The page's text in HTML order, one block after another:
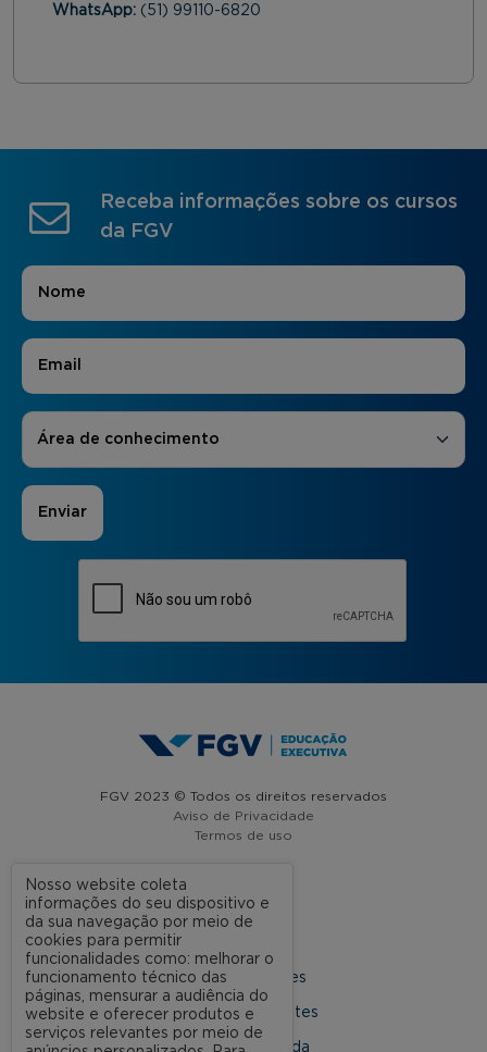
WhatsApp: (51) 99110-6820
Receba informações sobre os cursos
da FGV
Nome
E-mail
Áreas de Interesse
Área de conhecimento
FGV 2023 © Todos os direitos reservados
Aviso de Privacidade
Termos de uso
A FGV
Nossas Unidades
Dúvidas Frequentes
Rede Conveniada
Nosso website coleta
informações do seu dispositivo e
da sua navegação por meio de
cookies para permitir
funcionalidades como: melhorar o
funcionamento técnico das
páginas, mensurar a audiência do
website e oferecer produtos e
serviços relevantes por meio de